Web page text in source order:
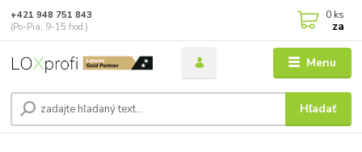
Menu
Hľadať
+421 948 751 843
(Po-Pia, 9-15 hod.)
0 ks
za